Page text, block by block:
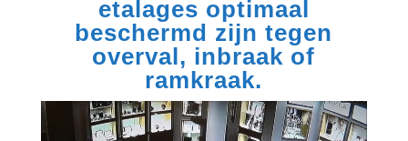
etalages optimaal
beschermd zijn tegen
overval, inbraak of
ramkraak.